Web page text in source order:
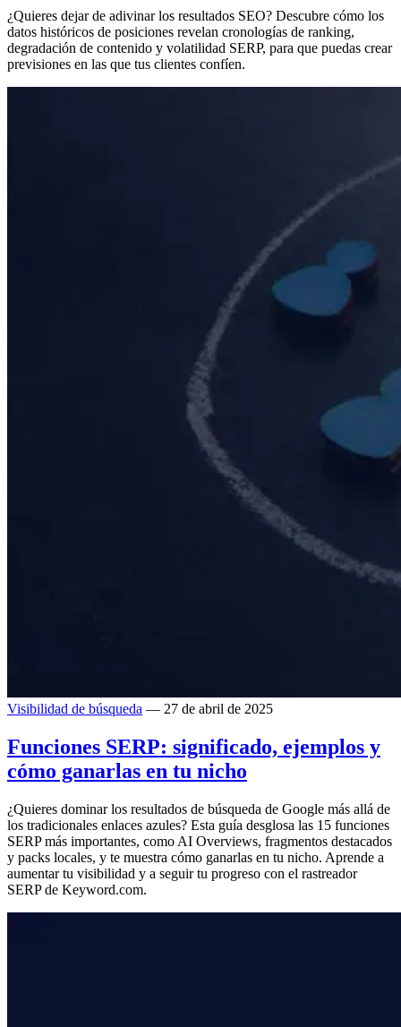
¿Quieres dejar de adivinar los resultados SEO? Descubre cómo los
datos históricos de posiciones revelan cronologías de ranking,
degradación de contenido y volatilidad SERP, para que puedas crear
previsiones en las que tus clientes confíen.
Visibilidad de búsqueda — 27 de abril de 2025
Funciones SERP: significado, ejemplos y
cómo ganarlas en tu nicho
¿Quieres dominar los resultados de búsqueda de Google más allá de
los tradicionales enlaces azules? Esta guía desglosa las 15 funciones
SERP más importantes, como AI Overviews, fragmentos destacados
y packs locales, y te muestra cómo ganarlas en tu nicho. Aprende a
aumentar tu visibilidad y a seguir tu progreso con el rastreador
SERP de Keyword.com.